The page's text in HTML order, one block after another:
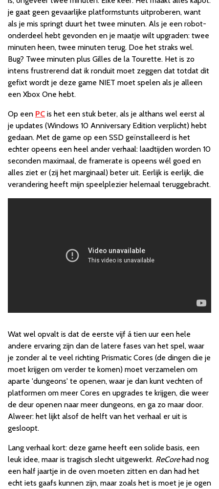
je gaat geen gevaarlijke platformstunts uitproberen, want
als je mis springt duurt het twee minuten. Als je een robot-
onderdeel hebt gevonden en je maatje wilt upgraden: twee
minuten heen, twee minuten terug. Doe het straks wel.
Bug? Twee minuten plus Gilles de la Tourette. Het is zo
intens frustrerend dat ik ronduit moet zeggen dat totdat dit
gefixt wordt je deze game NIET moet spelen als je alleen
een Xbox One hebt.
Op een PC is het een stuk beter, als je althans wel eerst al
je updates (Windows 10 Anniversary Edition verplicht) hebt
gedaan. Met de game op een SSD geïnstalleerd is het
echter opeens een heel ander verhaal: laadtijden worden 10
seconden maximaal, de framerate is opeens wél goed en
alles ziet er (zij het marginaal) beter uit. Eerlijk is eerlijk, die
verandering heeft mijn speelplezier helemaal teruggebracht.
Wat wel opvalt is dat de eerste vijf á tien uur een hele
andere ervaring zijn dan de latere fases van het spel, waar
je zonder al te veel richting Prismatic Cores (de dingen die je
moet krijgen om verder te komen) moet verzamelen om
aparte 'dungeons' te openen, waar je dan kunt vechten of
platformen om meer Cores en upgrades te krijgen, die weer
de deur openen naar meer dungeons, en ga zo maar door.
Alweer: het lijkt alsof de helft van het verhaal er uit is
gesloopt.
Lang verhaal kort: deze game heeft een solide basis, een
leuk idee, maar is tragisch slecht uitgewerkt. ReCorehad nog
een half jaartje in de oven moeten zitten en dan had het
echt iets gaafs kunnen zijn, maar zoals het is moet je je ogen